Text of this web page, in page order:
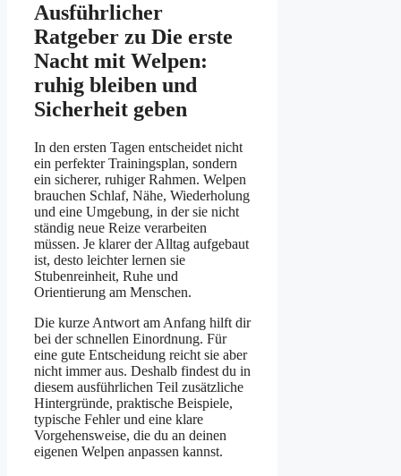
Ausführlicher
Ratgeber zu Die erste
Nacht mit Welpen:
ruhig bleiben und
Sicherheit geben
In den ersten Tagen entscheidet nicht
ein perfekter Trainingsplan, sondern
ein sicherer, ruhiger Rahmen. Welpen
brauchen Schlaf, Nähe, Wiederholung
und eine Umgebung, in der sie nicht
ständig neue Reize verarbeiten
müssen. Je klarer der Alltag aufgebaut
ist, desto leichter lernen sie
Stubenreinheit, Ruhe und
Orientierung am Menschen.
Die kurze Antwort am Anfang hilft dir
bei der schnellen Einordnung. Für
eine gute Entscheidung reicht sie aber
nicht immer aus. Deshalb findest du in
diesem ausführlichen Teil zusätzliche
Hintergründe, praktische Beispiele,
typische Fehler und eine klare
Vorgehensweise, die du an deinen
eigenen Welpen anpassen kannst.